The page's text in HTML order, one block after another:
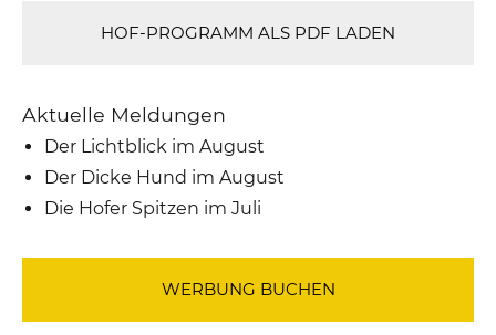
HOF-PROGRAMM ALS PDF LADEN
Aktuelle Meldungen
Der Lichtblick im August
Der Dicke Hund im August
Die Hofer Spitzen im Juli
WERBUNG BUCHEN